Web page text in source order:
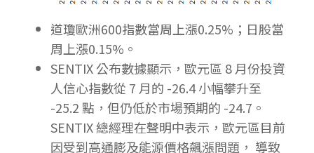
道瓊歐洲600指數當周上漲0.25%；日股當
周上漲0.15%。
SENTIX 公布數據顯示，歐元區 8 月份投資
人信心指數從 7 月的 -26.4 小幅攀升至
-25.2 點，但仍低於市場預期的 -24.7。
SENTIX 總經理在聲明中表示，歐元區目前
因受到高通膨及能源價格飆漲問題， 導致